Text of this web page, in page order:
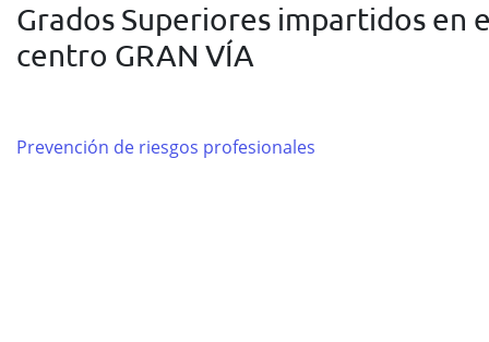
Grados Superiores impartidos en
centro GRAN VÍA
Prevención de riesgos profesionales